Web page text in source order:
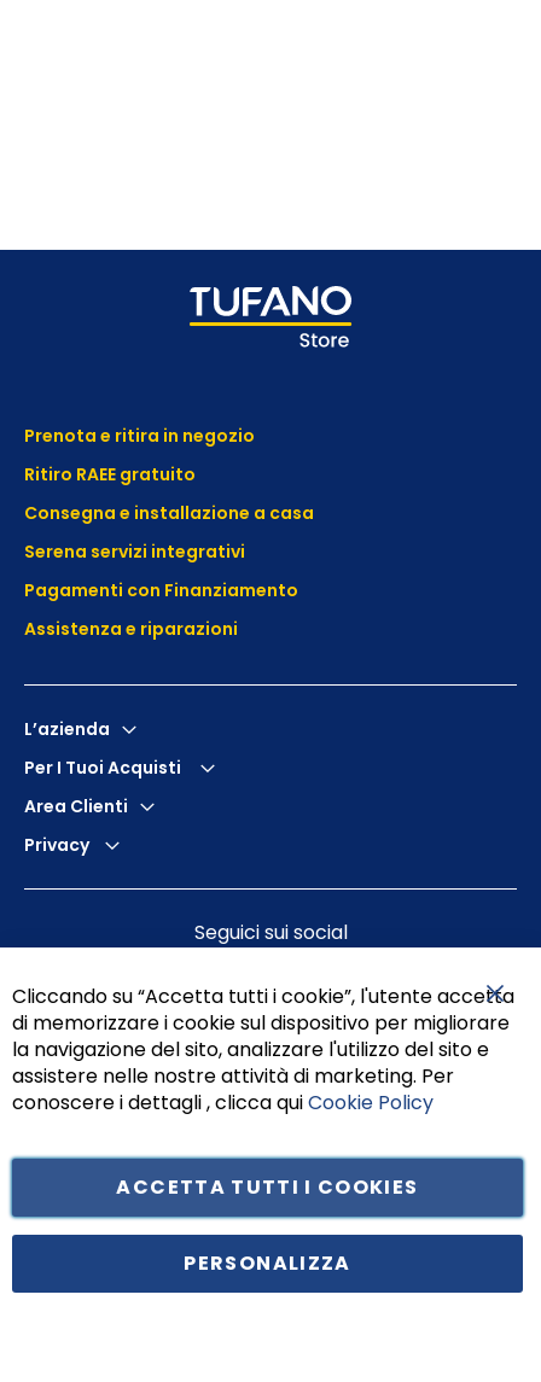
Prenota e ritira in negozio
Ritiro RAEE gratuito
Consegna e installazione a casa
Serena servizi integrativi
Pagamenti con Finanziamento
Assistenza e riparazioni
L’azienda
Per I Tuoi Acquisti
Area Clienti
Privacy
Seguici sui social
Principe di Piemonte 199, cap. 80026 Casoria (NA) - C.F. 05834470634 -
Cliccando su “Accetta tutti i cookie”, l'utente accetta
di memorizzare i cookie sul dispositivo per migliorare
la navigazione del sito, analizzare l'utilizzo del sito e
assistere nelle nostre attività di marketing. Per
conoscere i dettagli , clicca quiCookie Policy
ACCETTA TUTTI I COOKIES
PERSONALIZZA